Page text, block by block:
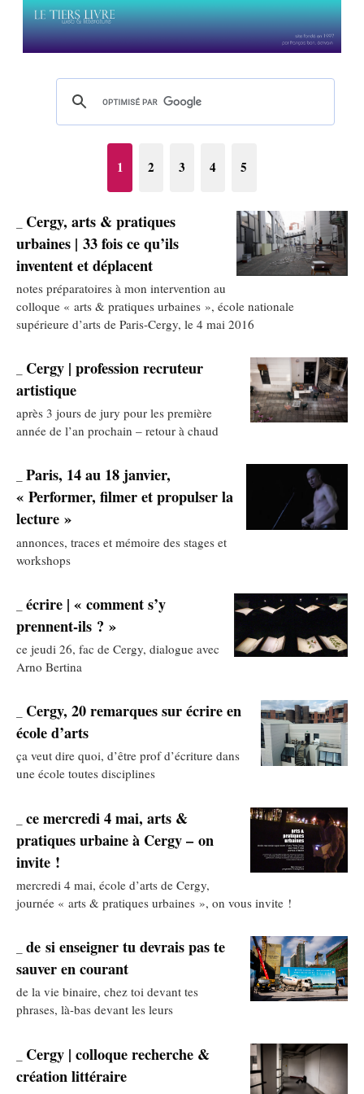
1 2 3 4 5
Cergy, arts & pratiques
urbaines | 33 fois ce qu’ils
inventent et déplacent
notes préparatoires à mon intervention au
colloque « arts & pratiques urbaines », école nationale
supérieure d’arts de Paris-Cergy, le 4 mai 2016
Cergy | profession recruteur
artistique
après 3 jours de jury pour les première
année de l’an prochain – retour à chaud
Paris, 14 au 18 janvier,
« Performer, filmer et propulser la
lecture »
annonces, traces et mémoire des stages et
workshops
écrire | « comment s’y
prennent-ils ? »
ce jeudi 26, fac de Cergy, dialogue avec
Arno Bertina
Cergy, 20 remarques sur écrire en
école d’arts
ça veut dire quoi, d’être prof d’écriture dans
une école toutes disciplines
ce mercredi 4 mai, arts &
pratiques urbaine à Cergy – on
invite !
mercredi 4 mai, école d’arts de Cergy,
journée « arts & pratiques urbaines », on vous invite !
de si enseigner tu devrais pas te
sauver en courant
de la vie binaire, chez toi devant tes
phrases, là-bas devant les leurs
Cergy | colloque recherche &
création littéraire